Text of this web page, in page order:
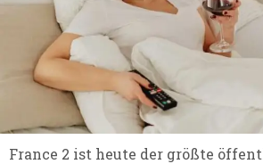
France 2 ist heute der größte